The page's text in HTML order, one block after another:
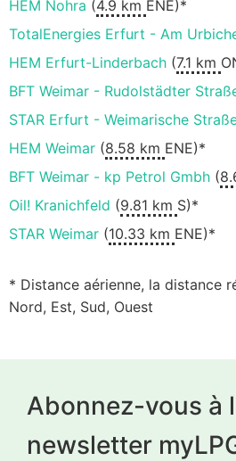
HEM Nohra (4.9 km ENE)*
TotalEnergies Erfurt - Am
HEM Erfurt-Linderbach (7.1 km
BFT Weimar - Rudolstädter
STAR Erfurt - Weimarische
HEM Weimar (8.58 km ENE)*
BFT Weimar - kp Petrol Gmbh (
Oil! Kranichfeld (9.81 km S)*
STAR Weimar (10.33 km ENE)*
* Distance aérienne, la distance
Nord, Est, Sud, Ouest
Abonnez-vous à
newsletter